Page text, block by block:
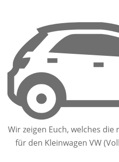
Wir zeigen Euch, welches
für den Kleinwagen VW